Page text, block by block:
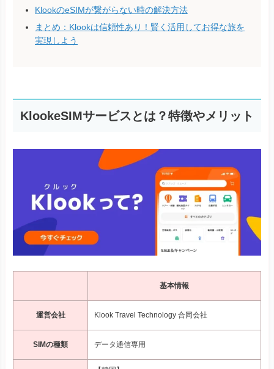
KlookのeSIMが繋がらない時の解決方法
まとめ：Klookは信頼性あり！賢く活用してお得な旅を
実現しよう
KlookeSIMサービスとは？特徴やメリット
基本情報
運営会社 Klook Travel Technology 合同会社
SIMの種類 データ通信専用